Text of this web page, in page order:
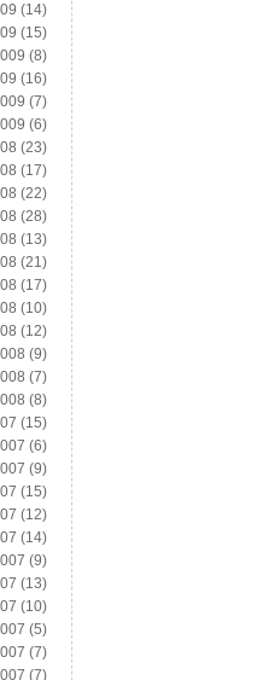
(14)
(15)
(8)
(16)
(7)
(6)
(23)
(17)
(22)
(28)
(13)
(21)
(17)
(10)
(12)
(9)
(7)
(8)
(15)
(6)
(9)
(15)
(12)
(14)
(9)
(13)
(10)
(5)
(7)
(7)